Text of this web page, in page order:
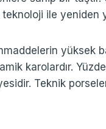
ile yeniden
yüksek
karolardır.
Teknik